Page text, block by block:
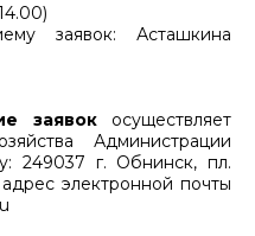
заявок: Асташкина
заявокосуществляет
Администрации
249037 г. Обнинск, пл.
электронной почты